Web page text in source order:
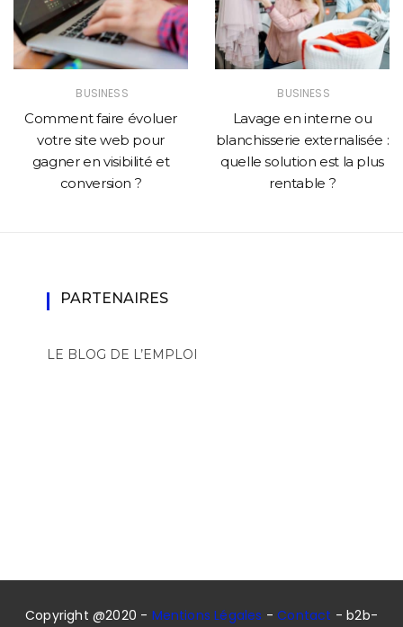
BUSINESS
Comment faire évoluer
votre site web pour
gagner en visibilité et
conversion ?
BUSINESS
Lavage en interne ou
blanchisserie externalisée :
quelle solution est la plus
rentable ?
PARTENAIRES
LE BLOG DE L’EMPLOI
Copyright @2020 - Mentions Légales -Contact - b2b-